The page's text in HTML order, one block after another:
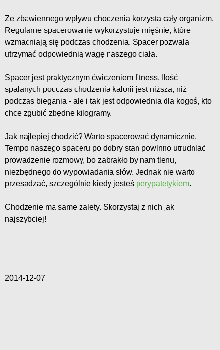
Ze zbawiennego wpływu chodzenia korzysta cały organizm.
Regularne spacerowanie wykorzystuje mięśnie, które
wzmacniają się podczas chodzenia. Spacer pozwala
utrzymać odpowiednią wagę naszego ciała.
Spacer jest praktycznym ćwiczeniem fitness. Ilość
spalanych podczas chodzenia kalorii jest niższa, niż
podczas biegania - ale i tak jest odpowiednia dla kogoś, kto
chce zgubić zbędne kilogramy.
Jak najlepiej chodzić? Warto spacerować dynamicznie.
Tempo naszego spaceru po dobry stan powinno utrudniać
prowadzenie rozmowy, bo zabrakło by nam tlenu,
niezbędnego do wypowiadania słów. Jednak nie warto
przesadzać, szczególnie kiedy jesteś perypatetykiem.
Chodzenie ma same zalety. Skorzystaj z nich jak
najszybciej!
2014-12-07